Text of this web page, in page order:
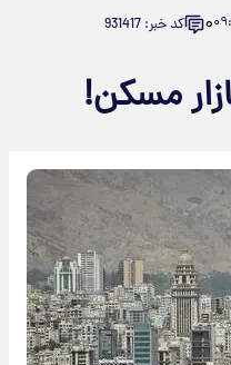
۰ کد خبر: 931417
مسکن!